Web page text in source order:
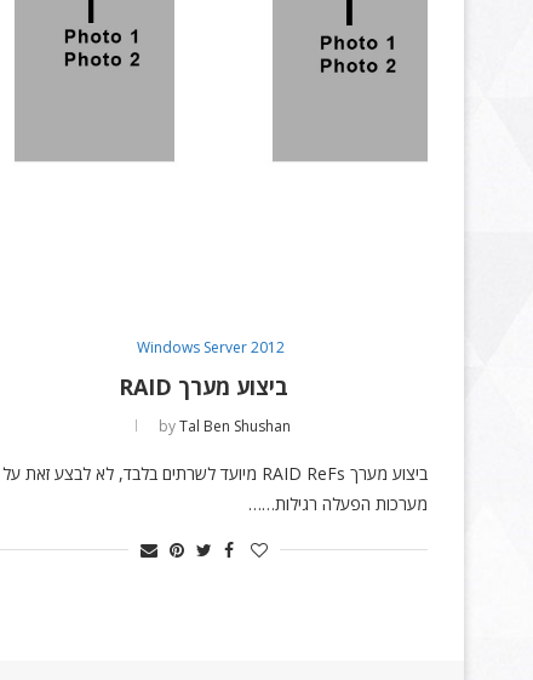
Windows Server 2012
ביצוע מערך RAID
byTal Ben Shushan
ביצוע מערך RAID ReFs מיועד לשרתים בלבד, לא לבצע זאת על
מערכות הפעלה רגילות……